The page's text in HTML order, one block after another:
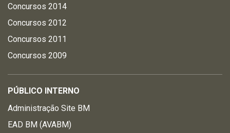
Concursos 2014
Concursos 2012
Concursos 2011
Concursos 2009
PÚBLICO INTERNO
Administração Site BM
EAD BM (AVABM)